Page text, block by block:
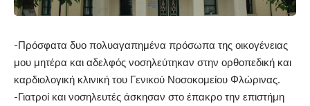
-Πρόσφατα δυο πολυαγαπημένα πρόσωπα της οικογένειας
μου μητέρα και αδελφός νοσηλεύτηκαν στην ορθοπεδική και
καρδιολογική κλινική του Γενικού Νοσοκομείου Φλώρινας.
-Γιατροί και νοσηλευτές άσκησαν στο έπακρο την επιστήμη